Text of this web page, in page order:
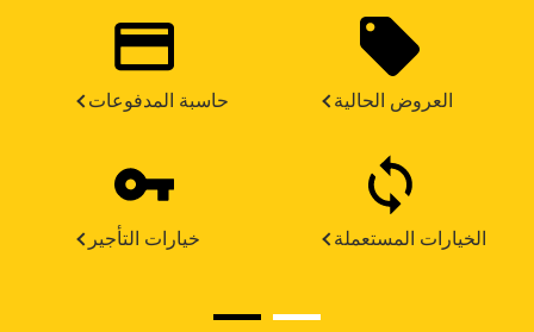
حاسبة المدفوعات العروض الحالية
خيارات التأجير الخيارات المستعملة